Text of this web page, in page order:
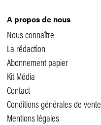
A propos de nous
Nous connaître
La rédaction
Abonnement papier
Kit Média
Contact
Conditions générales de vente
Mentions légales